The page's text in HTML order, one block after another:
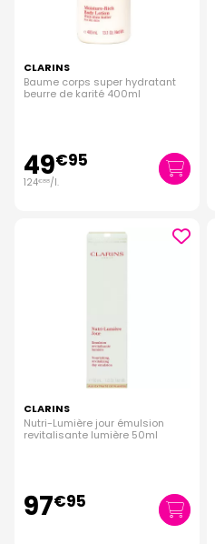
CLARINS
Baume corps super hydratant
beurre de karité 400ml
49€95
124€88/l.
CLARINS
Nutri-Lumière jour émulsion
revitalisante lumière 50ml
97€95